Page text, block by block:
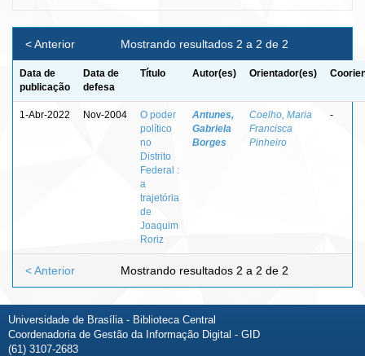
Mostrando resultados 2 a 2 de 2
< Anterior
Data de
publicação
Data de
defesa
Título Autor(es) Orientador(es)
1-Abr-2022 Nov-2004
O poder
político
no
Distrito
Federal :
a
trajetória
de
Joaquim
Roriz
Antunes,
Gabriela
Borges
Coelho, Maria
Francisca
Pinheiro
-
Mostrando resultados 2 a 2 de 2
< Anterior
Universidade de Brasília - Biblioteca Central
Coordenadoria de Gestão da Informação Digital - GID
(61) 3107-2683